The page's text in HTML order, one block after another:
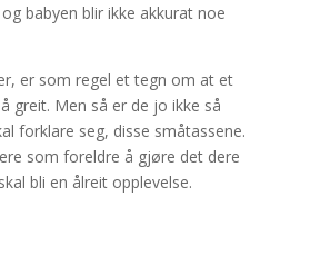
babyen blir ikke akkurat noe
er som regel et tegn om at et
greit. Men så er de jo ikke så
forklare seg, disse småtassene.
som foreldre å gjøre det dere
bli en ålreit opplevelse.